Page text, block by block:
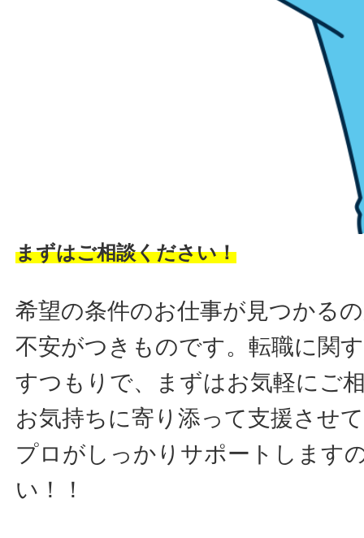
まずはご相談ください！
希望の条件のお仕事が見つかる
不安がつきものです。転職に関
すつもりで、まずはお気軽にご
お気持ちに寄り添って支援させ
プロがしっかりサポートします
い！！